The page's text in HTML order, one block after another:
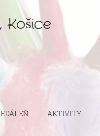
AKTIVITY